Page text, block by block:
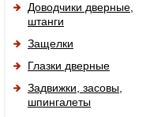
Доводчики дверные,
штанги
Защелки
Глазки дверные
Задвижки, засовы,
шпингалеты